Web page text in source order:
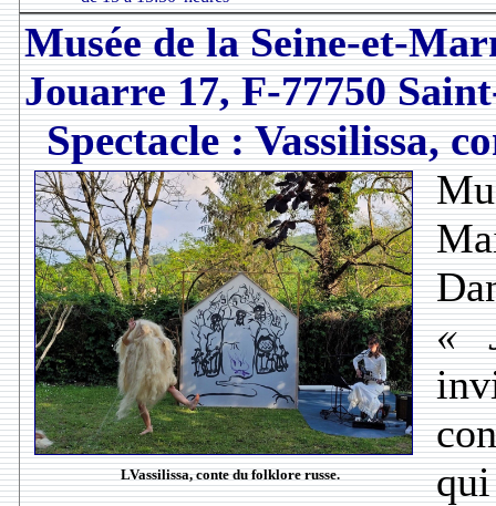
Musée de la Seine-et-
Jouarre 17, F-77750
Spectacle : Vassilissa,
LVassilissa, conte du folklore russe.
«